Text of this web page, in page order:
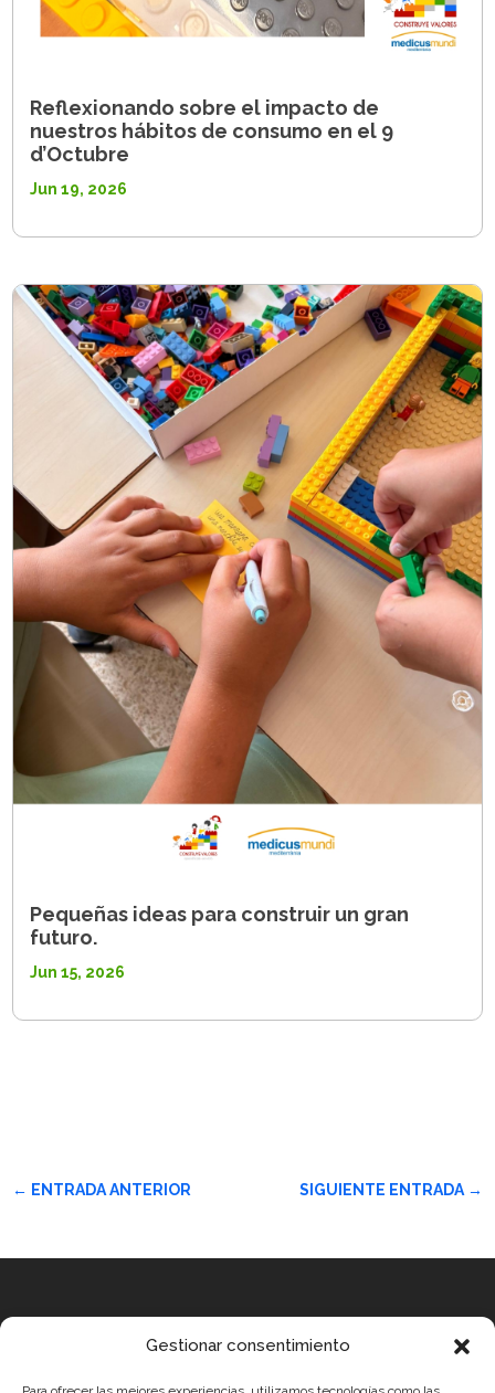
Gestionar consentimiento
Reflexionando sobre el impacto de
nuestros hábitos de consumo en el 9
d’Octubre
Jun 19, 2026
Pequeñas ideas para construir un gran
futuro.
Jun 15, 2026
← ENTRADA ANTERIOR SIGUIENTE ENTRADA→